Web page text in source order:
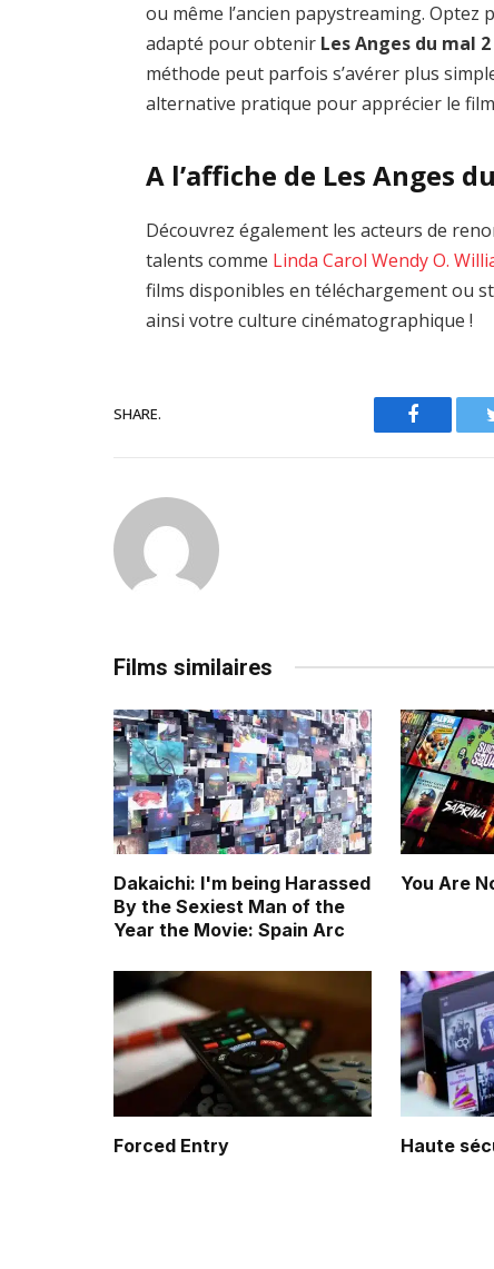
ou même l’ancien papystreaming.
adapté pour obtenir Les Anges du mal
méthode peut parfois s’avérer plus
alternative pratique pour apprécier le
A l’affiche de Les Anges
Découvrez également les acteurs de
talents comme Linda Carol Wendy O.
films disponibles en téléchargement ou
ainsi votre culture cinématographique !
SHARE.
Facebook
Films similaires
Dakaichi: I'm being Harassed
By the Sexiest Man of the
Year the Movie: Spain Arc
You Are
Forced Entry Haute